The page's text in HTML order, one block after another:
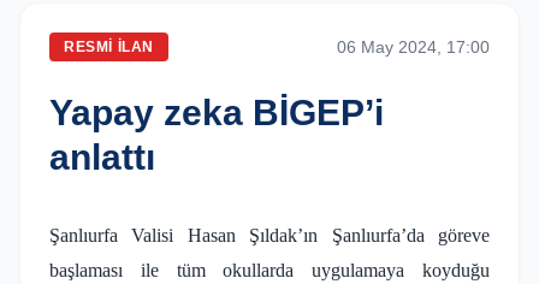
RESMI İLAN 06 May 2024, 17:00
Yapay zeka BİGEP’i
anlattı
Şanlıurfa Valisi Hasan Şıldak’ın Şanlıurfa’da göreve
başlaması ile tüm okullarda uygulamaya koyduğu